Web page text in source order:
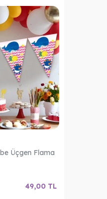
Üçgen Flama
49,00 TL